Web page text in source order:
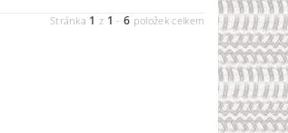
Stránka 1 z 1 -6 položek celkem